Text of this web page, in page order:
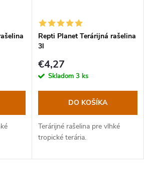
Repti Planet Terárijná rašelina
3l
€4,27
Skladom 3 ks
DO KOŠÍKA
Terárijné rašelina pre vlhké
tropické terária.